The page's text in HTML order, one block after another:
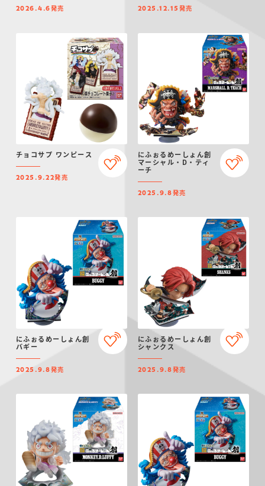
2026.4.6発売 2025.12.15 発売
チョコサプ ワンピース
2025.9.22発売
にふぉるめーしょん創
マーシャル・D・ティ
ーチ
2025.9.8発売
にふぉるめーしょん創
バギー
2025.9.8発売
にふぉるめーしょん創
シャンクス
2025.9.8発売